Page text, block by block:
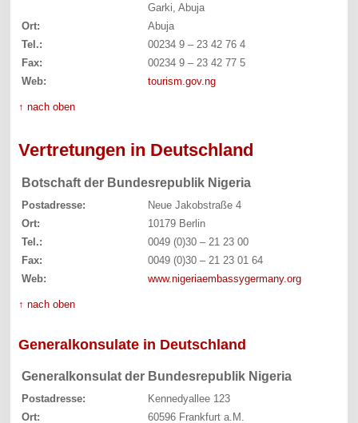
Garki, Abuja
Ort:
Abuja
Tel.:
00234 9 – 23 42 76 4
Fax:
00234 9 – 23 42 77 5
Web:
tourism.gov.ng
↑ nach oben
Vertretungen in Deutschland
Botschaft der Bundesrepublik Nigeria
Postadresse:
Neue Jakobstraße 4
Ort:
10179 Berlin
Tel.:
0049 (0)30 – 21 23 00
Fax:
0049 (0)30 – 21 23 01 64
Web:
www.nigeriaembassygermany.org
↑ nach oben
Generalkonsulate in Deutschland
Generalkonsulat der Bundesrepublik Nigeria
Postadresse:
Kennedyallee 123
Ort:
60596 Frankfurt a.M.